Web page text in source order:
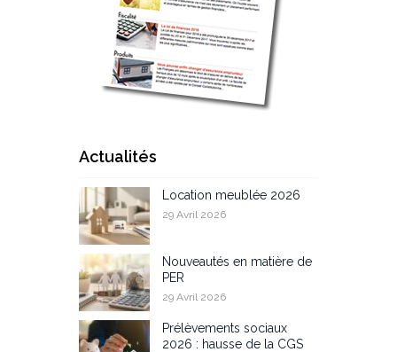
Actualités
Location meublée 2026
29 Avril 2026
Nouveautés en matière de
PER
29 Avril 2026
Prélèvements sociaux
2026 : hausse de la CGS